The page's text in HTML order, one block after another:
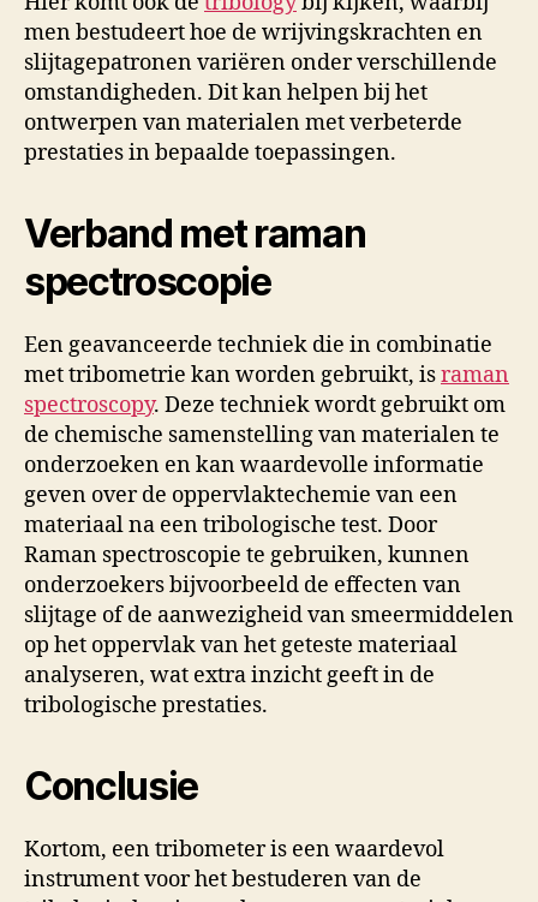
men bestudeert hoe de wrijvingskrachten en
slijtagepatronen variëren onder verschillende
omstandigheden. Dit kan helpen bij het
ontwerpen van materialen met verbeterde
prestaties in bepaalde toepassingen.
Verband met raman
spectroscopie
Een geavanceerde techniek die in combinatie
met tribometrie kan worden gebruikt, israman
spectroscopy. Deze techniek wordt gebruikt om
de chemische samenstelling van materialen te
onderzoeken en kan waardevolle informatie
geven over de oppervlaktechemie van een
materiaal na een tribologische test. Door
Raman spectroscopie te gebruiken, kunnen
onderzoekers bijvoorbeeld de effecten van
slijtage of de aanwezigheid van smeermiddelen
op het oppervlak van het geteste materiaal
analyseren, wat extra inzicht geeft in de
tribologische prestaties.
Conclusie
Kortom, een tribometer is een waardevol
instrument voor het bestuderen van de